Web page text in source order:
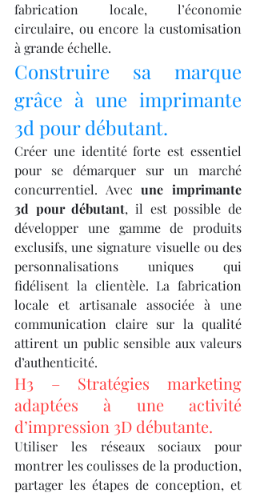
fabrication locale, l’économie
circulaire, ou encore la customisation
à grande échelle.
Construire sa marque
grâce à une imprimante
3d pour débutant.
Créer une identité forte est essentiel
pour se démarquer sur un marché
concurrentiel. Avec une imprimante
3d pour débutant, il est possible de
développer une gamme de produits
exclusifs, une signature visuelle ou des
personnalisations uniques qui
fidélisent la clientèle. La fabrication
locale et artisanale associée à une
communication claire sur la qualité
attirent un public sensible aux valeurs
d’authenticité.
H3 – Stratégies marketing
adaptées à une activité
d’impression 3D débutante.
Utiliser les réseaux sociaux pour
montrer les coulisses de la production,
partager les étapes de conception, et